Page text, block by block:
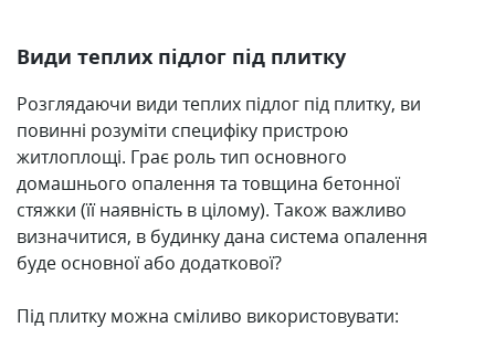
Види теплих підлог під плитку
Розглядаючи види теплих підлог під плитку, ви
повинні розуміти специфіку пристрою
житлоплощі. Грає роль тип основного
домашнього опалення та товщина бетонної
стяжки (її наявність в цілому). Також важливо
визначитися, в будинку дана система опалення
буде основної або додаткової?
Під плитку можна сміливо використовувати: